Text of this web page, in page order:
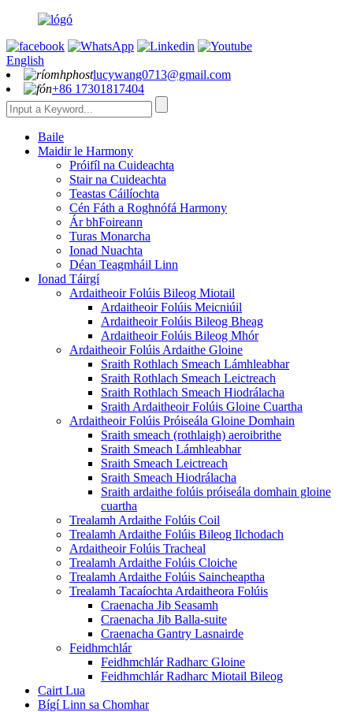
English
lucywang0713@gmail.com
+86 17301817404
Baile
Maidir le Harmony
Próifíl na Cuideachta
Stair na Cuideachta
Teastas Cáilíochta
Cén Fáth a Roghnófá Harmony
Ár bhFoireann
Turas Monarcha
Ionad Nuachta
Déan Teagmháil Linn
Ionad Táirgí
Ardaitheoir Folúis Bileog Miotail
Ardaitheoir Folúis Meicniúil
Ardaitheoir Folúis Bileog Bheag
Ardaitheoir Folúis Bileog Mhór
Ardaitheoir Folúis Ardaithe Gloine
Sraith Rothlach Smeach Lámhleabhar
Sraith Rothlach Smeach Leictreach
Sraith Rothlach Smeach Hiodrálacha
Sraith Ardaitheoir Folúis Gloine Cuartha
Ardaitheoir Folúis Próiseála Gloine Domhain
Sraith smeach (rothlaigh) aeroibrithe
Sraith Smeach Lámhleabhar
Sraith Smeach Leictreach
Sraith Smeach Hiodrálacha
Sraith ardaithe folúis próiseála domhain gloine
cuartha
Trealamh Ardaithe Folúis Coil
Trealamh Ardaithe Folúis Bileog Ilchodach
Ardaitheoir Folúis Tracheal
Trealamh Ardaithe Folúis Cloiche
Trealamh Ardaithe Folúis Saincheaptha
Trealamh Tacaíochta Ardaitheora Folúis
Craenacha Jib Seasamh
Craenacha Jib Balla-suite
Craenacha Gantry Lasnairde
Feidhmchlár
Feidhmchlár Radharc Gloine
Feidhmchlár Radharc Miotail Bileog
Cairt Lua
Bígí Linn sa Chomhar